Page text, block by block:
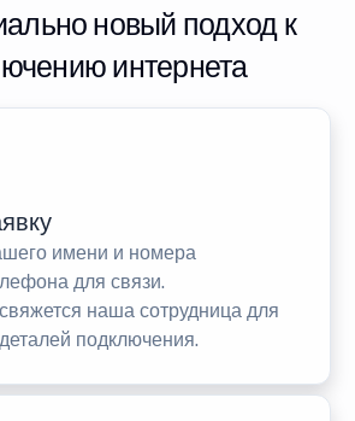
новый подход к
интернета
имени и номера
для связи.
наша сотрудница для
подключения.